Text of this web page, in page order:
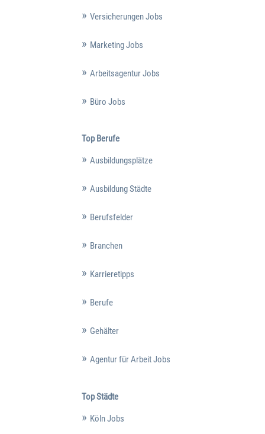
Versicherungen Jobs
Marketing Jobs
Arbeitsagentur Jobs
Büro Jobs
Top Berufe
Ausbildungsplätze
Ausbildung Städte
Berufsfelder
Branchen
Karrieretipps
Berufe
Gehälter
Agentur für Arbeit Jobs
Top Städte
Köln Jobs